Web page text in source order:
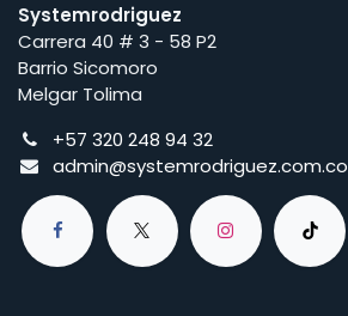
Systemrodriguez
Carrera 40 # 3 - 58 P2
Barrio Sicomoro
Melgar Tolima
+57 320 248 94 32
admin@systemrodriguez.com.co